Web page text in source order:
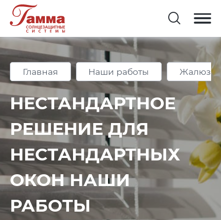
Главная Наши работы Жалюзи
НЕСТАНДАРТНОЕ
РЕШЕНИЕ ДЛЯ
НЕСТАНДАРТНЫХ
ОКОН НАШИ
РАБОТЫ